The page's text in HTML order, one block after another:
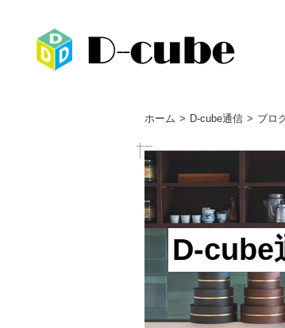
ホーム D-cube通信 ブロ
D-cube